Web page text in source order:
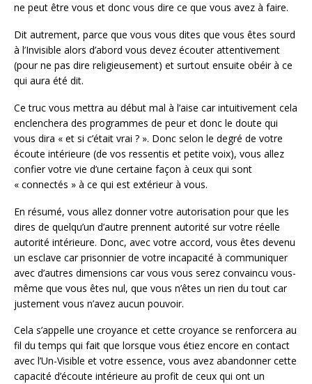
ne peut être vous et donc vous dire ce que vous avez à faire.
Dit autrement, parce que vous vous dites que vous êtes sourd
à l’Invisible alors d’abord vous devez écouter attentivement
(pour ne pas dire religieusement) et surtout ensuite obéir à ce
qui aura été dit.
Ce truc vous mettra au début mal à l’aise car intuitivement cela
enclenchera des programmes de peur et donc le doute qui
vous dira « et si c’était vrai ? ». Donc selon le degré de votre
écoute intérieure (de vos ressentis et petite voix), vous allez
confier votre vie d’une certaine façon à ceux qui sont
« connectés » à ce qui est extérieur à vous.
En résumé, vous allez donner votre autorisation pour que les
dires de quelqu’un d’autre prennent autorité sur votre réelle
autorité intérieure. Donc, avec votre accord, vous êtes devenu
un esclave car prisonnier de votre incapacité à communiquer
avec d’autres dimensions car vous vous serez convaincu vous-
même que vous êtes nul, que vous n’êtes un rien du tout car
justement vous n’avez aucun pouvoir.
Cela s’appelle une croyance et cette croyance se renforcera au
fil du temps qui fait que lorsque vous étiez encore en contact
avec l’Un-Visible et votre essence, vous avez abandonner cette
capacité d’écoute intérieure au profit de ceux qui ont un